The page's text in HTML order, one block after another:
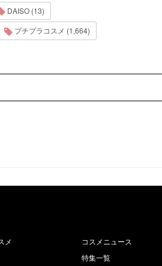
DAISO (13)
プチプラコスメ (1,664)
メ
コスメニュース
特集一覧